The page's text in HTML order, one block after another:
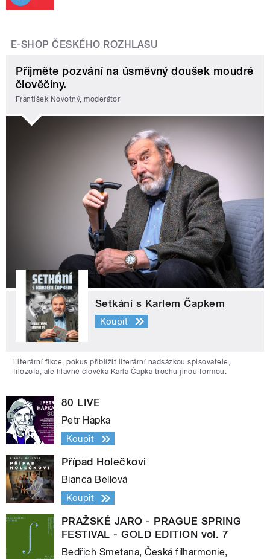
E-SHOP ČESKÉHO ROZHLASU
Přijměte pozvání na úsměvný doušek moudré
člověčiny.
František Novotný, moderátor
Setkání s Karlem Čapkem
Koupit
Literární fikce, pokus přiblížit literární nadsázkou spisovatele,
filozofa, ale hlavně člověka Karla Čapka trochu jinou formou.
80 LIVE
Petr Hapka
Koupit
Případ Holečkovi
Bianca Bellová
Koupit
PRAŽSKÉ JARO - PRAGUE SPRING
FESTIVAL - GOLD EDITION vol. 7
Bedřich Smetana, Česká filharmonie,